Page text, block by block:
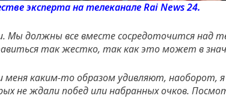
эксперта на телеканале Rai News 24.
Мы должны все вместе сосредоточится над
так жестко, так как это может в
меня каким-то образом удивляют,
не ждали побед или набранных очков.